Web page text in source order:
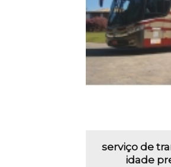
serviço de
idade